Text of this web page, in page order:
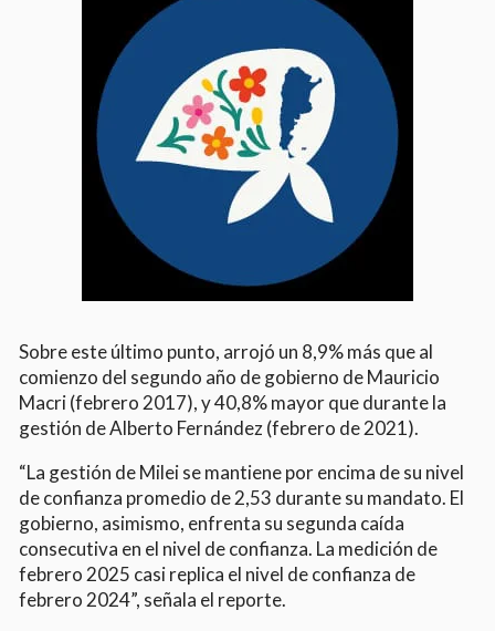
Sobre este último punto, arrojó un 8,9% más que al
comienzo del segundo año de gobierno de Mauricio
Macri (febrero 2017), y 40,8% mayor que durante la
gestión de Alberto Fernández (febrero de 2021).
“La gestión de Milei se mantiene por encima de su nivel
de confianza promedio de 2,53 durante su mandato. El
gobierno, asimismo, enfrenta su segunda caída
consecutiva en el nivel de confianza. La medición de
febrero 2025 casi replica el nivel de confianza de
febrero 2024”, señala el reporte.